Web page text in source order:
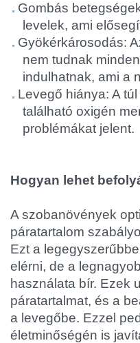
Gombás
levelek, ami
Gyökérkárosodás:
nem tudnak
indulhatnak, ami a
Levegő hiánya: A
található oxigén
problémákat jelent.
Hogyan lehet
A szobanövények
páratartalom
Ezt a
elérni, de a
használata bír. Ezek
páratartalmat, és a
a levegőbe. Ezzel
életminőségén is